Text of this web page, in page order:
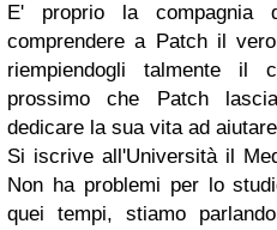
E' proprio la
comprendere a Patch il
riempiendogli talmente
prossimo che Patch
dedicare la sua vita ad
Si iscrive all'Università il
Non ha problemi per lo
quei tempi, stiamo